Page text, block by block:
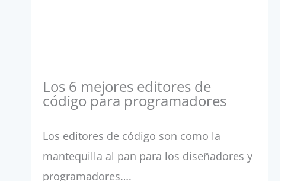
Los 6 mejores editores de
código para programadores
Los editores de código son como la
mantequilla al pan para los diseñadores y
programadores….